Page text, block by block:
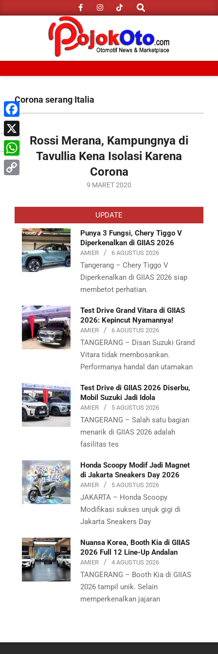
to
Search
Menu
Corona serang Italia
Rossi Merana, Kampungnya di
Tavullia Kena Isolasi Karena
Corona
09
9 MARET 2020
UPDATE
Punya 3 Fungsi, Chery Tiggo V
Diperkenalkan di GIIAS 2026
AMIER 6 AGUSTUS 2026
Tangerang – Chery Tiggo V
Diperkenalkan di GIIAS 2026 siap
membetot perhatian.
Test Drive Grand Vitara di GIIAS
2026: Kepincut Nyamannya!
AMIER 6 AGUSTUS 2026
TANGERANG – Disan Suzuki Grand
Vitara tidak membosankan.
Performanya handal dan utamakan
Test Drive di GIIAS 2026 Diserbu,
Mobil Suzuki Jadi Idola
AMIER 5 AGUSTUS 2026
TANGERANG – Salah satu bagian
menarik di GIIAS 2026 adalah
fasilitas tes
Honda Scoopy Modif Jadi Magnet
di Jakarta Sneakers Day 2026
AMIER 5 AGUSTUS 2026
JAKARTA – Honda Scoopy
Modifikasi sukses unjuk gigi di
Jakarta Sneakers Day
Nuansa Korea, Booth Kia di GIIAS
2026 Full 12 Line-Up Andalan
AMIER 4 AGUSTUS 2026
TANGERANG – Booth Kia di GIIAS
2026 tampil unik. Selain
memperkenalkan jajaran
Facebook
X
WhatsApp